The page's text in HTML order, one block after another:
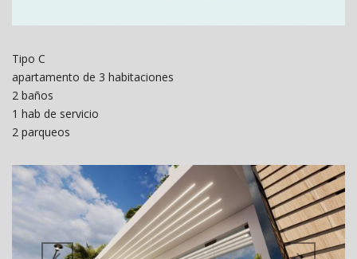
Tipo C
apartamento de 3 habitaciones
2 baños
1 hab de servicio
2 parqueos